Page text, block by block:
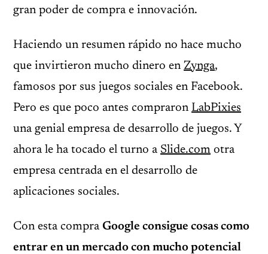
gran poder de compra e innovación.
Haciendo un resumen rápido no hace mucho
que invirtieron mucho dinero en Zynga,
famosos por sus juegos sociales en Facebook.
Pero es que poco antes compraron LabPixies
una genial empresa de desarrollo de juegos. Y
ahora le ha tocado el turno a Slide.com otra
empresa centrada en el desarrollo de
aplicaciones sociales.
Con esta compra Google consigue cosas como
entrar en un mercado con mucho potencial